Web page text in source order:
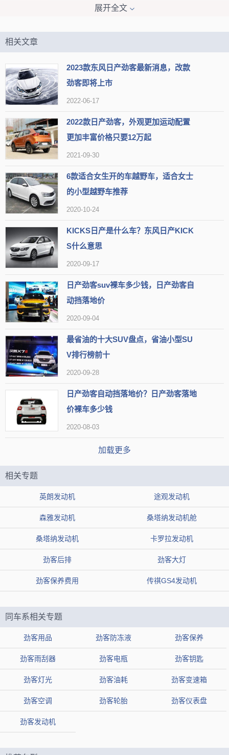
日系风格，相比起自家的蓝鸟、轩逸，它的油门不至于那么灵敏，初
好地适应城市路况。
虽然是1.5L自吸的动力，但拖动不到1.2吨的“小身板”还是绰绰有
速感就差了很多，毕竟排量就排在那里。
劲客发动机技术及特点
采用第三代HR15全铝发动机，应用GT-R级镜面熔射缸孔、TCV
智能多级扰流控制、e-VTC智能电动连续可变气门正时控制技术，以
及冷却EGR废气再循环技术。别看发动机排量有点小，在这些技术的
加持下，能实现百公里5.6升的超低油耗，最大功率提升了10%，扭矩
提升5%，油耗降低7%，是一款高效的发动机。
劲客发动机故障问题
从用户对劲客发动机投诉来看，主要集中在2017款劲客发动机身
上，发动机机油乳化和异响是主要问题。据了解，机油乳化物多出现
在加注口附近，呈淡黄色油脂，可能是使用的机油不过关或进水导
致，具体原因暂时不太清楚。而2020款和2019款这方面的投诉并不
多，因此不必过于担心。
上一篇：小型SUV的后起之秀，日产劲客优缺点点评
下一篇：日产劲客变速箱是进口吗？尼桑变速箱型号详解
日产劲客发动机是哪产的，劲客用的什么发动机
展开全文
相关文章
2023款东风日产劲客最新消息，改款
劲客即将上市
2022-06-17
2022款日产劲客，外观更加运动配置
更加丰富价格只要12万起
2021-09-30
6款适合女生开的车越野车，适合女士
的小型越野车推荐
2020-10-24
KICKS日产是什么车？东风日产KICK
S什么意思
2020-09-17
日产劲客suv裸车多少钱，日产劲客自
动挡落地价
2020-09-04
最省油的十大SUV盘点，省油小型SU
V排行榜前十
2020-09-28
日产劲客自动挡落地价？日产劲客落地
价裸车多少钱
2020-08-03
加载更多
相关专题
英朗发动机 途观发动机
森雅发动机 桑塔纳发动机舱
桑塔纳发动机 卡罗拉发动机
劲客后排 劲客大灯
劲客保养费用 传祺GS4发动机
同车系相关专题
劲客用品 劲客防冻液 劲客保养
劲客雨刮器 劲客电瓶 劲客钥匙
劲客灯光 劲客油耗 劲客变速箱
劲客空调 劲客轮胎 劲客仪表盘
劲客发动机